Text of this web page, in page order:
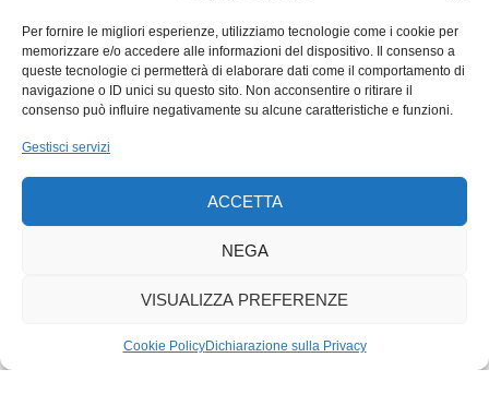
Per fornire le migliori esperienze, utilizziamo tecnologie come i cookie per
memorizzare e/o accedere alle informazioni del dispositivo. Il consenso a
queste tecnologie ci permetterà di elaborare dati come il comportamento di
navigazione o ID unici su questo sito. Non acconsentire o ritirare il
consenso può influire negativamente su alcune caratteristiche e funzioni.
Gestisci servizi
ACCETTA
NEGA
VISUALIZZA PREFERENZE
Cookie PolicyDichiarazione sulla Privacy